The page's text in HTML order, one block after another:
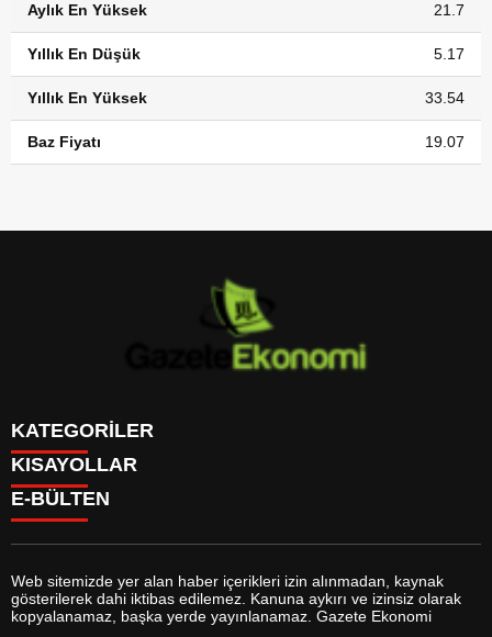
Aylık En Yüksek 21.7
Yıllık En Düşük 5.17
Yıllık En Yüksek 33.54
Baz Fiyatı 19.07
KATEGORİLER
GÜNDEM
DÜNYA
SİYASET
MAGAZİN
SAĞLIK
EĞİTİM
YAŞAM
KISAYOLLAR
BURÇLAR
FİKSTÜR
FİRMA EKLE
FİRMA REHBERİ
E-BÜLTEN
gazeteekonomi.com e-bültenine abone olarak, tarafınıza haber,
Web sitemizde yer alan haber içerikleri izin alınmadan, kaynak
gösterilerek dahi iktibas edilemez. Kanuna aykırı ve izinsiz olarak
kopyalanamaz, başka yerde yayınlanamaz. Gazete Ekonomi